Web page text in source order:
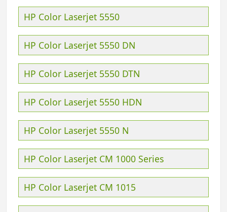
HP Color Laserjet 5550
HP Color Laserjet 5550 DN
HP Color Laserjet 5550 DTN
HP Color Laserjet 5550 HDN
HP Color Laserjet 5550 N
HP Color Laserjet CM 1000 Series
HP Color Laserjet CM 1015